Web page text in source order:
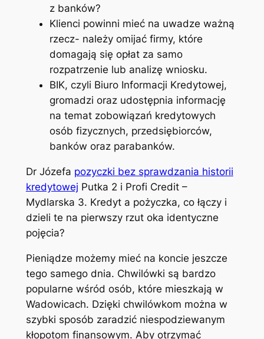
z banków?
Klienci powinni mieć na uwadze ważną
rzecz- należy omijać firmy, które
domagają się opłat za samo
rozpatrzenie lub analizę wniosku.
BIK, czyli Biuro Informacji Kredytowej,
gromadzi oraz udostępnia informację
na temat zobowiązań kredytowych
osób fizycznych, przedsiębiorców,
banków oraz parabanków.
Dr Józefa pozyczki bez sprawdzania historii
kredytowej Putka 2 i Profi Credit –
Mydlarska 3. Kredyt a pożyczka, co łączy i
dzieli te na pierwszy rzut oka identyczne
pojęcia?
Pieniądze możemy mieć na koncie jeszcze
tego samego dnia. Chwilówki są bardzo
popularne wśród osób, które mieszkają w
Wadowicach. Dzięki chwilówkom można w
szybki sposób zaradzić niespodziewanym
kłopotom finansowym. Aby otrzymać